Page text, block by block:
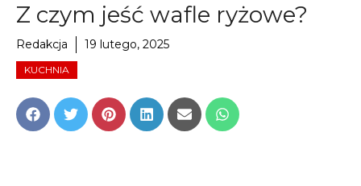
Z czym jeść wafle ryżowe?
Redakcja 19 lutego, 2025
KUCHNIA
Share
on
Share
on
Share
on
Share
on
Share
on
Share
on